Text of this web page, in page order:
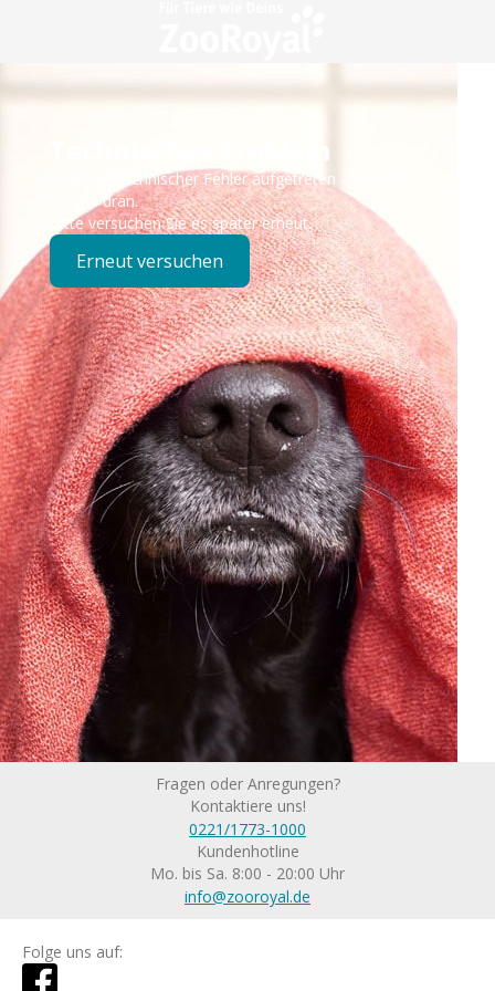
Technisches Problem
Es ist ein technischer Fehler aufgetreten – wir sind
bereits dran.
Bitte versuchen Sie es später erneut.
Erneut versuchen
Fragen oder Anregungen?
Kontaktiere uns!
0221/1773-1000
Kundenhotline
Mo. bis Sa. 8:00 - 20:00 Uhr
info@zooroyal.de
Folge uns auf: